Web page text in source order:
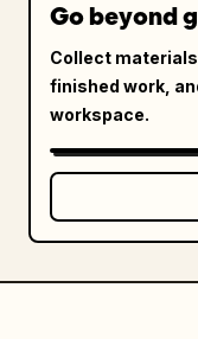
Go beyond
Collect
finished work,
workspace.